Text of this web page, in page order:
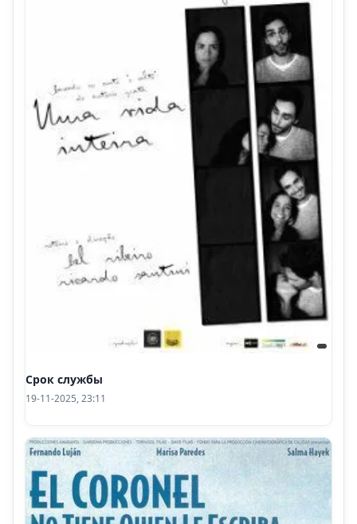
Срок службы
19-11-2025, 23:11